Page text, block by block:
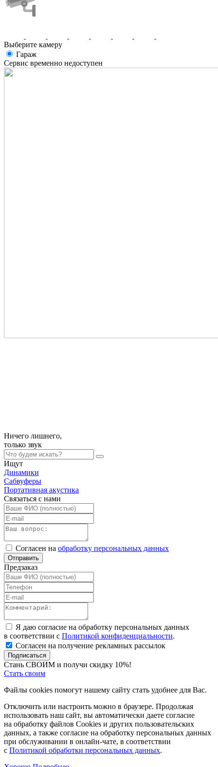
Выберите камеру
Гараж
Сервис временно недоступен
Ничего лишнего,
только звук
Ищут
Динамики
Сабвуферы
Портативная акустика
Связаться с нами
Согласен на обработку персональных данных
Отправить
Предзаказ
Я даю согласие на обработку персональных данных
в соответствии с Политикой конфиденциальности.
Согласен на получение рекламных рассылок
Подписаться
Стань СВОИМ и получи скидку 10%!
Стать своим
Файлы cookies помогут нашему сайту стать удобнее для Вас.
Отключить или настроить можно в браузере. Продолжая
использовать наш сайт, вы автоматически даете согласие
на обработку файлов Cookies и других пользовательских
данных, а также согласие на обработку персональных данных
при обслуживании в онлайн-чате, в соответствии
с Политикой обработки персональных данных.